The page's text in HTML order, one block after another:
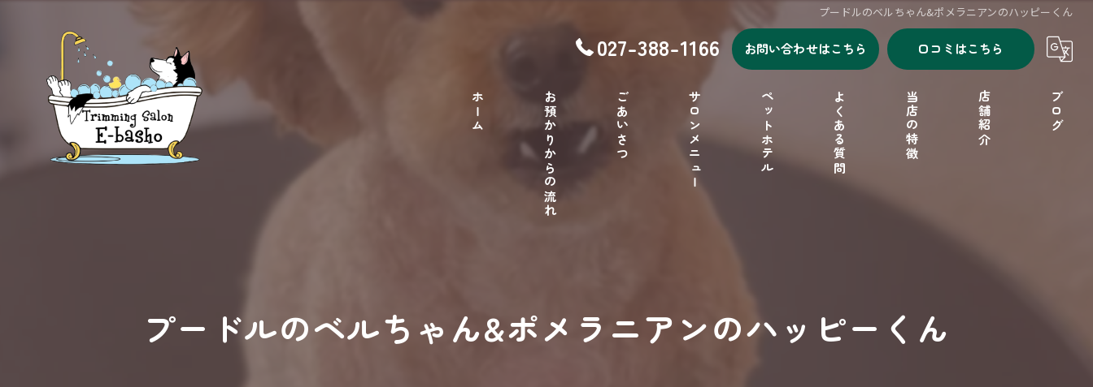
プードルのベルちゃん&ポメラニアンのハッピーくん
027-388-1166 お問い合わせはこちら 口コミはこちら
ホーム お預かりからの流れ ごあいさつ サロンメニュー ペットホテル よくある質問 当店の特徴
フリーゲージ
店舗紹介 ブログ
プードルのベルちゃん&ポメラニアンのハッピーくん